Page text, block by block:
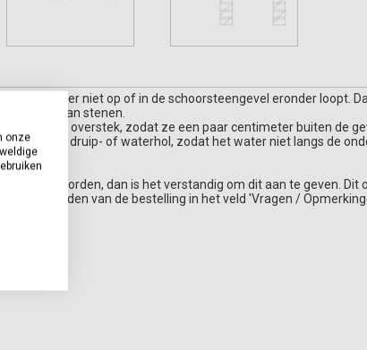
(regen)water niet op of in de schoorsteengevel eronder loopt.
afbreken van stenen.
een kleine overstek, zodat ze een paar centimeter buiten de
druip- of waterhol, zodat het water niet langs de
worden, dan is het verstandig om dit aan te geven.
het afronden van de bestelling in het veld 'Vragen /
onze